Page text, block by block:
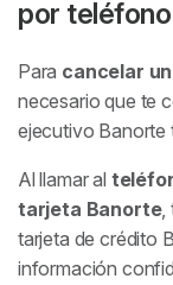
por
Para cancelar
necesario que te
ejecutivo Banorte
Al llamar al
tarjeta Banorte,
tarjeta de crédito
información